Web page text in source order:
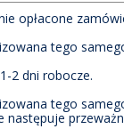
opłacone
tego
2 dni robocze.
tego
następuje